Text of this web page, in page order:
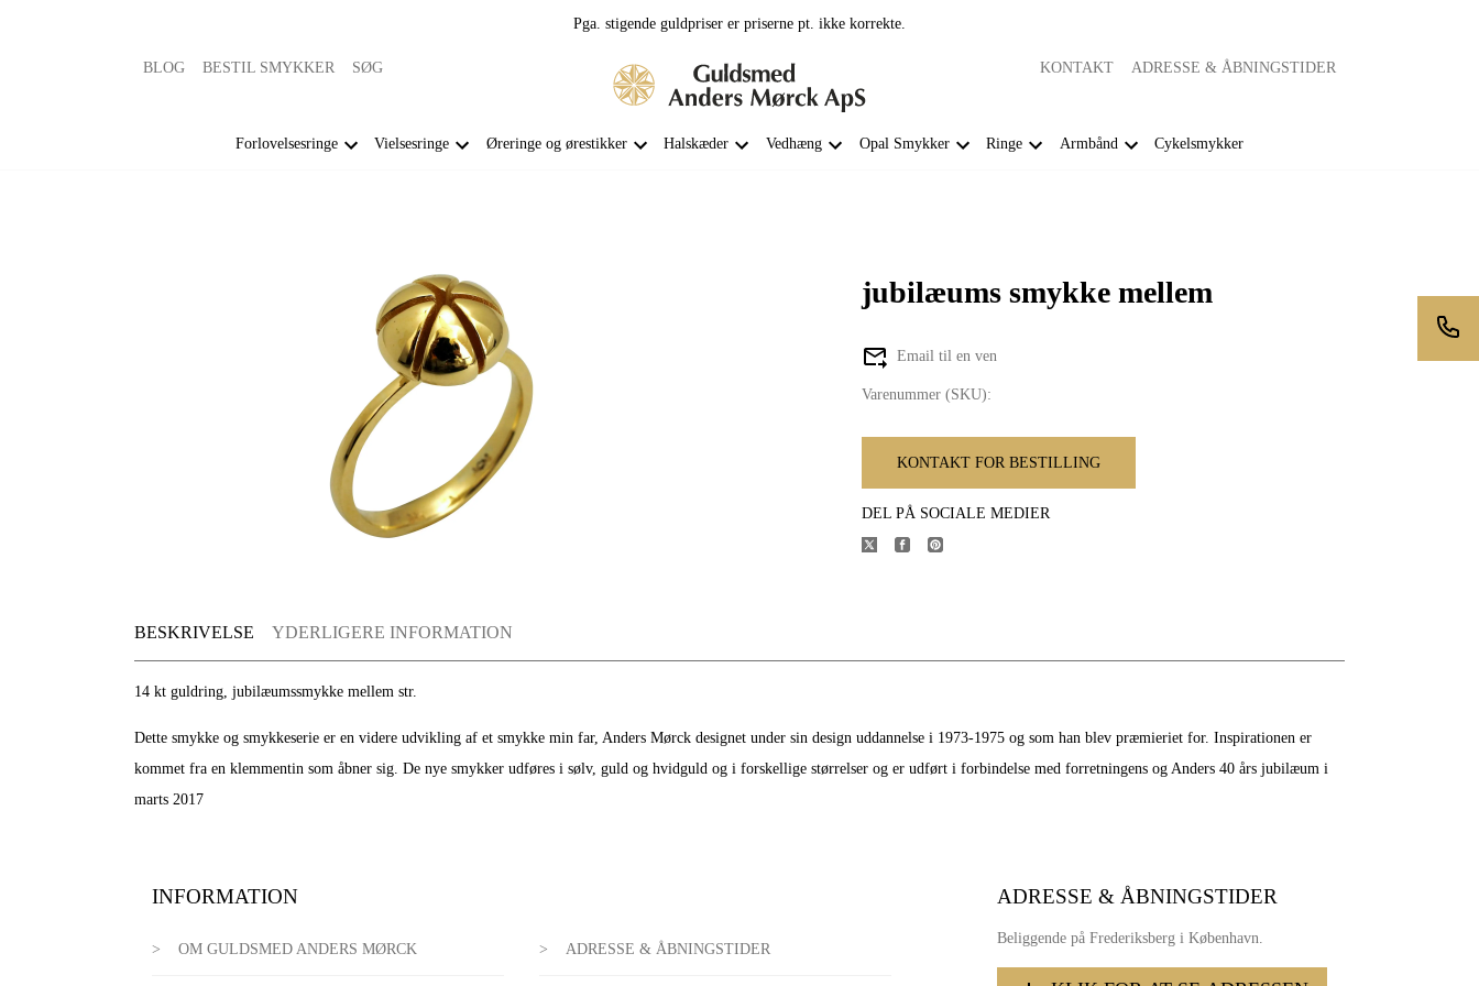
Pga. stigende guldpriser er priserne pt. ikke korrekte.
BLOG BESTIL SMYKKER SØG KONTAKT ADRESSE & ÅBNINGSTIDER
Forlovelsesringe Vielsesringe Øreringe og ørestikker Halskæder Vedhæng Opal Smykker Ringe Armbånd Cykelsmykker
jubilæums smykke mellem
Email til en ven
Varenummer (SKU):
KONTAKT FOR BESTILLING
DEL PÅ SOCIALE MEDIER
BESKRIVELSE YDERLIGERE INFORMATION
14 kt guldring, jubilæumssmykke mellem str.
Dette smykke og smykkeserie er en videre udvikling af et smykke min far, Anders Mørck designet under sin design uddannelse i 1973-1975 og som han blev præmieriet for. Inspirationen er
kommet fra en klemmentin som åbner sig. De nye smykker udføres i sølv, guld og hvidguld og i forskellige størrelser og er udført i forbindelse med forretningens og Anders 40 års jubilæum i
marts 2017
INFORMATION
OM GULDSMED ANDERS MØRCK ADRESSE & ÅBNINGSTIDER
ADRESSE & ÅBNINGSTIDER
Beliggende på Frederiksberg i København.